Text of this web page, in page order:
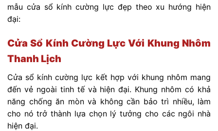
mẫu cửa sổ kính cường lực đẹp theo xu hướng hiện
đại:
Cửa Sổ Kính Cường Lực Với Khung Nhôm
Thanh Lịch
Cửa sổ kính cường lực kết hợp với khung nhôm mang
đến vẻ ngoài tinh tế và hiện đại. Khung nhôm có khả
năng chống ăn mòn và không cần bảo trì nhiều, làm
cho nó trở thành lựa chọn lý tưởng cho các ngôi nhà
hiện đại.